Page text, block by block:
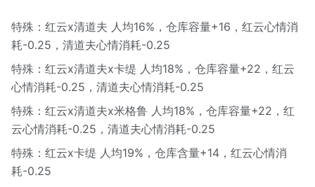
特殊：红云x清道夫 人均16%，仓库容量+16，红云心情消
耗-0.25，清道夫心情消耗-0.25
特殊：红云x清道夫x卡缇 人均18%，仓库容量+22，红云
心情消耗-0.25，清道夫心情消耗-0.25
特殊：红云x清道夫x米格鲁 人均18%，仓库容量+22，红
云心情消耗-0.25，清道夫心情消耗-0.25
特殊：红云x卡缇 人均19%，仓库含量+14，红云心情消
耗-0.25